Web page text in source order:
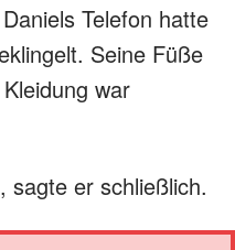
Telefon hatte
Seine Füße
war
sagte er schließlich.